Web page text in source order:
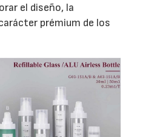
el diseño, la
prémium de los